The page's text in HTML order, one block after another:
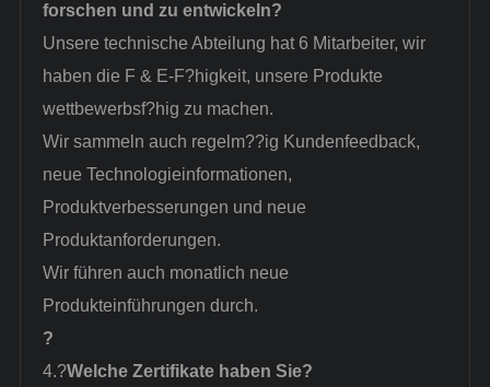
forschen und zu entwickeln?
Unsere technische Abteilung hat 6 Mitarbeiter, wir
haben die F & E-F?higkeit, unsere Produkte
wettbewerbsf?hig zu machen.
Wir sammeln auch regelm??ig Kundenfeedback,
neue Technologieinformationen,
Produktverbesserungen und neue
Produktanforderungen.
Wir führen auch monatlich neue
Produkteinführungen durch.
?
4.?Welche Zertifikate haben Sie?